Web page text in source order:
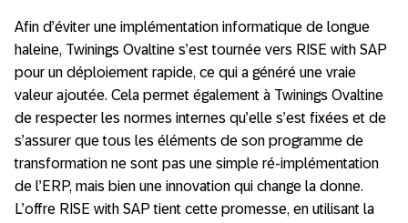
Afin d’éviter une implémentation informatique de longue
haleine, Twinings Ovaltine s’est tournée vers RISE with SAP
pour un déploiement rapide, ce qui a généré une vraie
valeur ajoutée. Cela permet également à Twinings Ovaltine
de respecter les normes internes qu’elle s’est fixées et de
s’assurer que tous les éléments de son programme de
transformation ne sont pas une simple ré-implémentation
de l’ERP, mais bien une innovation qui change la donne.
L’offre RISE with SAP tient cette promesse, en utilisant la